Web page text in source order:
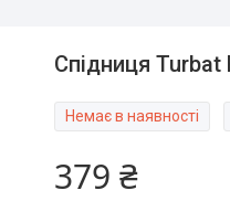
Спідниця Turbat
Немає в наявності
379 ₴